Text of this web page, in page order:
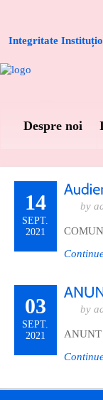
Integritate
Despre noi
14
SEPT.
2021
by
03
SEPT.
2021
by
ANUNT